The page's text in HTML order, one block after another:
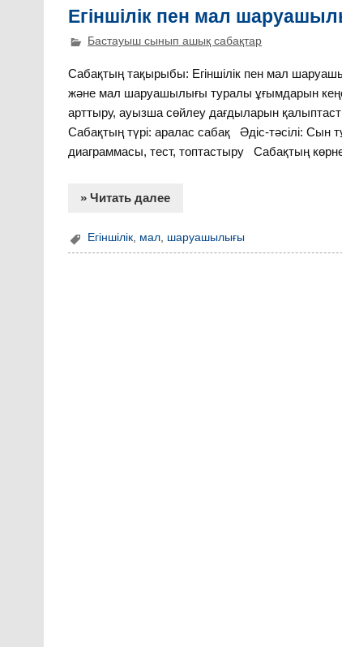
Егіншілік пен мал
Бастауыш сынып ашық сабақтар
Сабақтың тақырыбы: Егіншілік пен мал
және мал шаруашылығы туралы ұғымдарын
арттыру, ауызша сөйлеу дағдыларын
Сабақтың түрі: аралас сабақ Әдіс-тәсілі: Сын
диаграммасы, тест, топтастыру Сабақтың
» Читать далее
Егіншілік, мал, шаруашылығы